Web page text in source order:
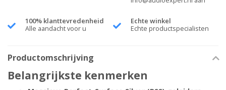
100% klanttevredenheid
Alle aandacht voor u
Echte winkel
Echte productspecialisten
Productomschrijving
Belangrijkste kenmerken